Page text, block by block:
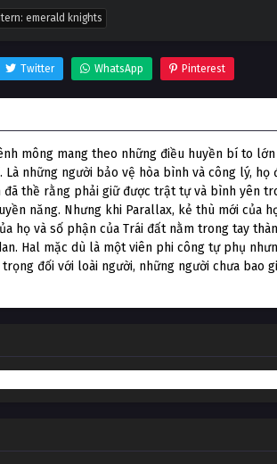
emerald knights
Twitter WhatsApp Pinterest
mông mang theo những điều huyền bí to
những người bảo vệ hòa bình và công lý, họ
thề rằng phải giữ được trật tự và bình yên
năng. Nhưng khi Parallax, kẻ thù mới của
họ và số phận của Trái đất nằm trong tay
Hal mặc dù là một viên phi công tự phụ
đối với loài người, những người chưa bao